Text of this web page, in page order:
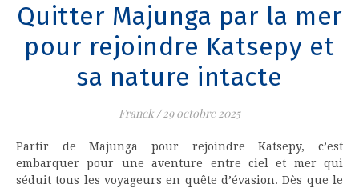
Quitter Majunga par la mer
pour rejoindre Katsepy et
sa nature intacte
Franck/ 29 octobre 2025
Partir de Majunga pour rejoindre Katsepy, c’est
embarquer pour une aventure entre ciel et mer qui
séduit tous les voyageurs en quête d’évasion. Dès que le